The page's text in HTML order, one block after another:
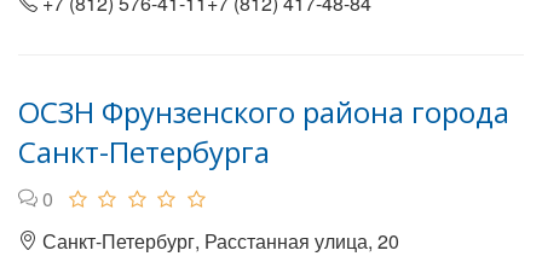
ОСЗН Фрунзенского района города
Санкт-Петербурга
0
Санкт-Петербург, Расстанная улица, 20